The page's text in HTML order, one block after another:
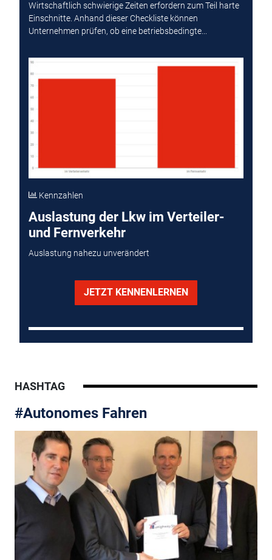
Wirtschaftlich schwierige Zeiten erfordern zum Teil harte
Einschnitte. Anhand dieser Checkliste können
Unternehmen prüfen, ob eine betriebsbedingte...
Kennzahlen
Auslastung der Lkw im Verteiler-
und Fernverkehr
Auslastung nahezu unverändert
JETZT KENNENLERNEN
HASHTAG
#Autonomes Fahren